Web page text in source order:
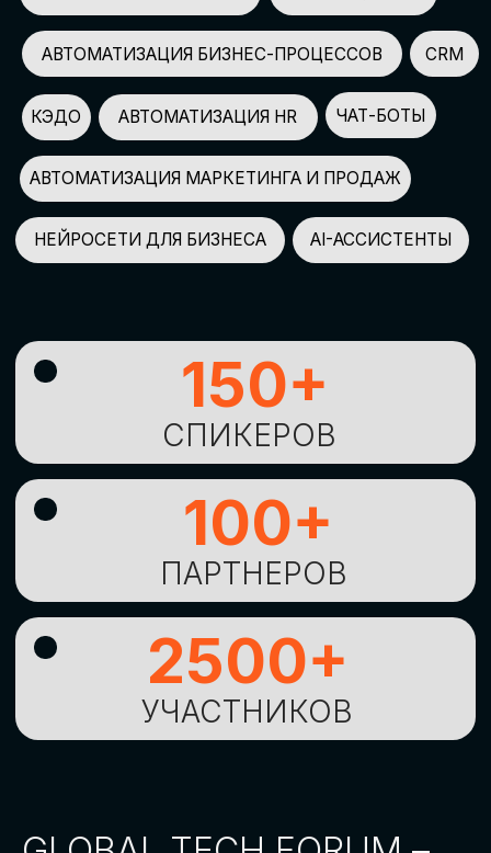
ПАРТНЕРОВ
100+
УЧАСТНИКОВ
2500+
GLOBAL TECH FORUM –
ИЗУЧЕНИЯНОВЫХ
ТЕХНОЛОГИЙИ
СТРАТЕГИЧЕСКИХ
ПОДХОДОВ К ЦИФРОВОЙ
ТРАНСФОРМАЦИИ
БИЗНЕСА
ОСТАВИТЬ
ЗАЯВКУ
Оставьте заявку, наши менеджеры